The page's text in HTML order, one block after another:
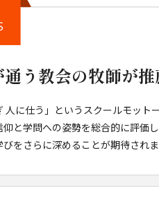
通う教会の牧師が
人に仕う」というスクールモッ
仰と学問への姿勢を総合的に評価
をさらに深めることが期待されま